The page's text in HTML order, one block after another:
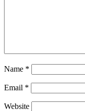
Name *
Email *
Website